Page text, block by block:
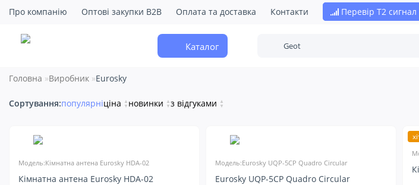
Про компанію Оптові закупки B2B Оплата та доставка Контакти Перевір Т2 сигнал
Каталог
Головна Виробник Eurosky
Сортування:популярніціна ▲
▼ новинки ▲
▼з відгуками ▲
▼
Модель:Кімнатна антена Eurosky HDA-02
Кімнатна антена Eurosky HDA-02
Модель:Eurosky UQP-5CP Quadro Circular
Eurosky UQP-5CP Quadro Circular